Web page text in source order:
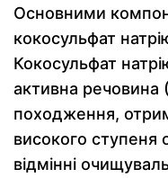
Основними
кокосульфат
Кокосульфат
активна
походження,
високого ступеня
відмінні